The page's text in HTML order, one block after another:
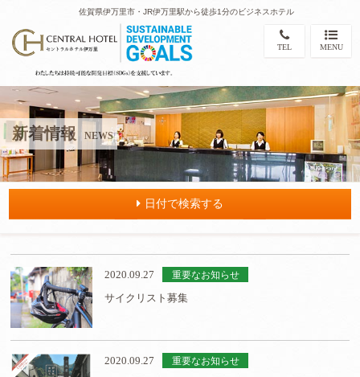
佐賀県伊万里市・JR伊万里駅から徒歩1分のビジネスホテル
TEL MENU
新着情報 NEWS
日付で検索する
2020.09.27 重要なお知らせ
サイクリスト募集
2020.09.27 重要なお知らせ